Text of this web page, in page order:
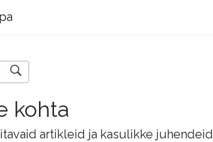
kohta
artikleid ja kasulikke juhendeid